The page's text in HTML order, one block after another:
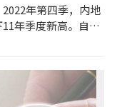
年第四季，内地
年季度新高。自疫